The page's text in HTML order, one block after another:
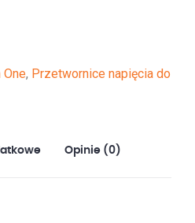
One, Przetwornice napięcia do
Opinie (0)